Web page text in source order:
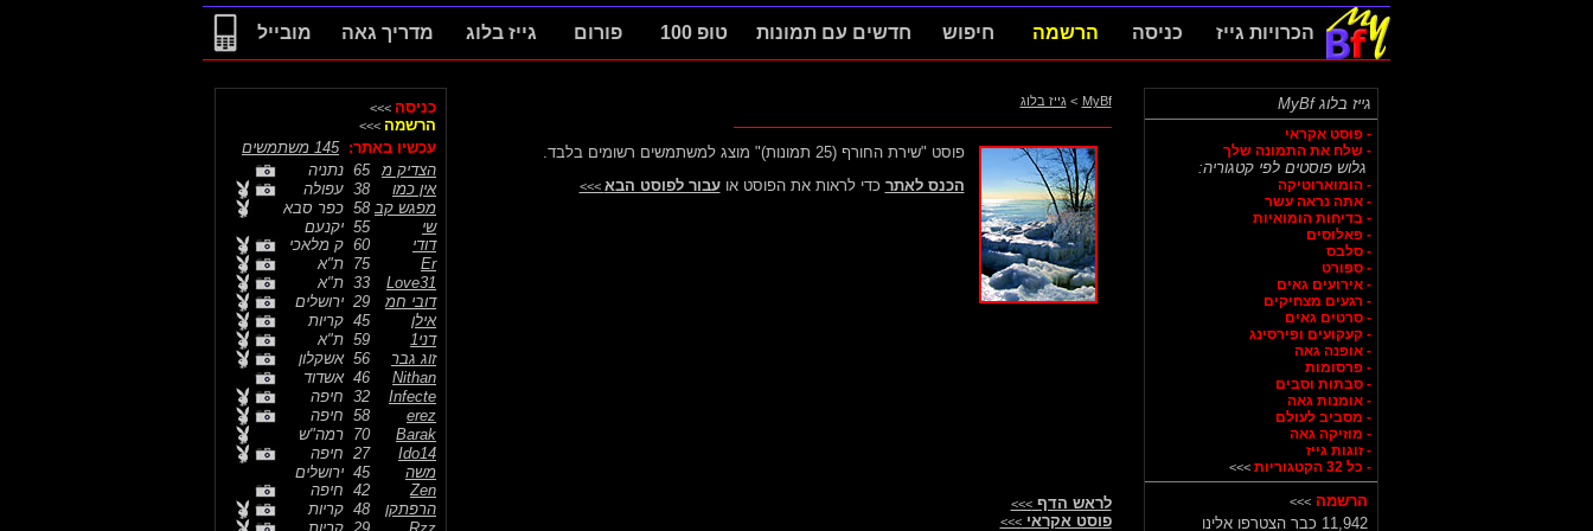
הכרויות גייז כניסה הרשמה חיפוש חדשים עם תמונות טופ 100 פורום גייז בלוג מדריך גאה מובייל
גייז בלוג MyBf
- פוסט אקראי
- שלח את התמונה שלך
גלוש פוסטים לפי קטגוריה:
- הומוארוטיקה
- אתה נראה עשר
- בדיחות הומואיות
- פאלוסים
- סלבס
- ספורט
- אירועים גאים
- רגעים מצחיקים
- סרטים גאים
- קעקועים ופירסינג
- אופנה גאה
- פרסומות
- סבתות וסבים
- אומנות גאה
- מסביב לעולם
- מוזיקה גאה
- זוגות גייז
- כל 32 הקטגוריות
>>>
הרשמה >>>
11,942 כבר הצטרפו אלינו
MyBf
> גייז בלוג
פוסט "שירת החורף (25 תמונות)" מוצג למשתמשים רשומים בלבד.
הכנס לאתר כדי לראות את הפוסט אועבור לפוסט הבא >>>
לראש הדף>>>
פוסט אקראי>>>
כניסה >>>
הרשמה >>>
עכשיו באתר: 145 משתמשים
הצדיק מ 65
נתניה
אין כמו
עפולה
מפגש קב
כפר סבא
שי
55
יקנעם
דודי
ק מלאכי
Er
75
ת"א
Love31
ת"א
דובי חמ
ירושלים
אילן
45
קריות
דני1
ת"א
זוג גבר
אשקלון
Nithan
אשדוד
Infecte
חיפה
erez
חיפה
Barak
רמה"ש
Ido14
27
חיפה
משה
45
ירושלים
Zen
חיפה
הרפתקן
קריות